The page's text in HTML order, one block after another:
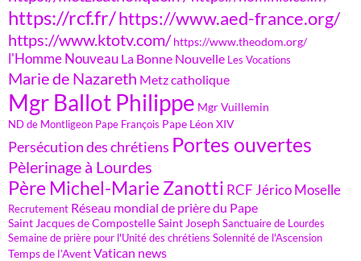
https://rcf.fr/https://www.aed-france.org/
https://www.ktotv.com/ https://www.theodom.org/
l'Homme Nouveau La Bonne Nouvelle Les Vocations
Marie de Nazareth Metz catholique
Mgr Ballot Philippe Mgr Vuillemin
ND de Montligeon Pape François Pape Léon XIV
Persécution des chrétiens Portes ouvertes
Pèlerinage à Lourdes
Père Michel-Marie Zanotti RCF Jérico Moselle
Recrutement Réseau mondial de prière du Pape
Saint Jacques de CompostelleSaint Joseph Sanctuaire de Lourdes
Semaine de prière pour l'Unité des chrétiens Solennité de l'Ascension
Temps de l'AventVatican news